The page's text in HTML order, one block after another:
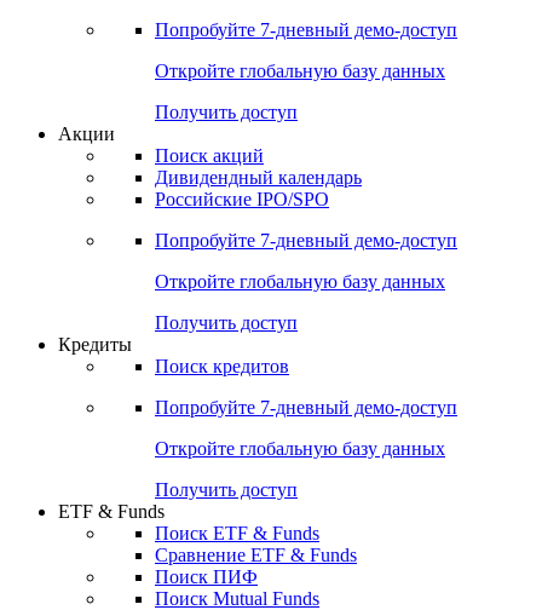
Попробуйте 7-дневный демо-доступ
Откройте глобальную базу данных
Получить доступ
Акции
Поиск акций
Дивидендный календарь
Российские IPO/SPO
Попробуйте 7-дневный демо-доступ
Откройте глобальную базу данных
Получить доступ
Кредиты
Поиск кредитов
Попробуйте 7-дневный демо-доступ
Откройте глобальную базу данных
Получить доступ
ETF & Funds
Поиск ETF & Funds
Сравнение ETF & Funds
Поиск ПИФ
Поиск Mutual Funds